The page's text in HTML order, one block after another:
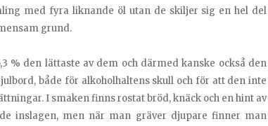
med fyra liknande öl utan de skiljer sig en hel del
grund.
% den lättaste av dem och därmed kanske också den
både för alkoholhaltens skull och för att den inte
I smaken finns rostat bröd, knäck och en hint av
inslagen, men när man gräver djupare finner man